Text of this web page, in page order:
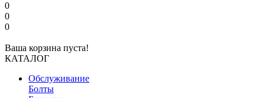
0
0
0
Ваша корзина пуста!
КАТАЛОГ
Обслуживание
Болты